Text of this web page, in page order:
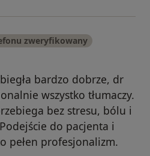
zweryfikowany
bardzo dobrze, dr
wszystko tłumaczy.
bez stresu, bólu i
do pacjenta i
pełen profesjonalizm.